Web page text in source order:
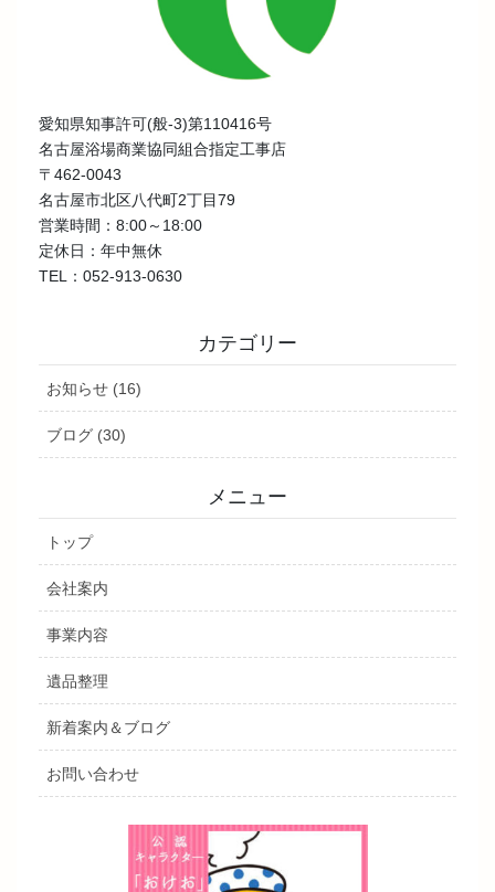
愛知県知事許可(般-3)第110416号
名古屋浴場商業協同組合指定工事店
〒462-0043
名古屋市北区八代町2丁目79
営業時間：8:00～18:00
定休日：年中無休
TEL：052-913-0630
カテゴリー
お知らせ (16)
ブログ (30)
メニュー
トップ
会社案内
事業内容
遺品整理
新着案内＆ブログ
お問い合わせ